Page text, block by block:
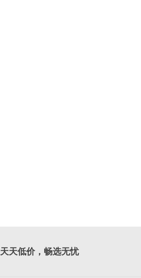
天天低价，畅选无忧